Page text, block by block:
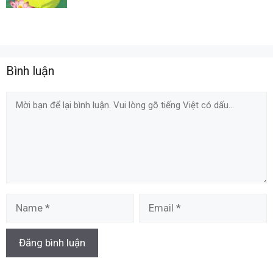
Bình luận
Comment